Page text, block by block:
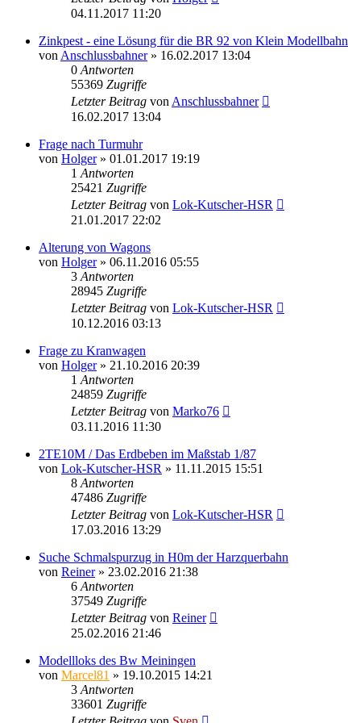
04.11.2017 11:20
Zinkpest - eine Lösung für die BR 92 von Klein Modellbahn
von Anschlussbahner» 16.02.2017 13:04
0 Antworten
55369 Zugriffe
Letzter Beitrag von Anschlussbahner
16.02.2017 13:04
Frage nach Turmuhr
von Holger» 01.01.2017 19:19
1 Antworten
25421 Zugriffe
Letzter Beitrag von Lok-Kutscher-HSR
21.01.2017 22:02
Alterung von Wagons
von Holger» 06.11.2016 05:55
3 Antworten
28945 Zugriffe
Letzter Beitrag von Lok-Kutscher-HSR
10.12.2016 03:13
Frage zu Kranwagen
von Holger» 21.10.2016 20:39
1 Antworten
24859 Zugriffe
Letzter Beitrag von Marko76
03.11.2016 11:30
2TE10M / Das Erdbeben im Maßstab 1/87
von Lok-Kutscher-HSR » 11.11.2015 15:51
8 Antworten
47486 Zugriffe
Letzter Beitrag von Lok-Kutscher-HSR
17.03.2016 13:29
Suche Schmalspurzug in H0m der Harzquerbahn
von Reiner» 23.02.2016 21:38
6 Antworten
37549 Zugriffe
Letzter Beitrag von Reiner
25.02.2016 21:46
Modellloks des Bw Meiningen
von Marcel81 » 19.10.2015 14:21
3 Antworten
33601 Zugriffe